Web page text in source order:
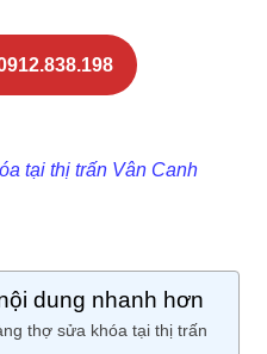
tại thị trấn Vân Canh
dung nhanh hơn
thợ sửa khóa tại thị trấn